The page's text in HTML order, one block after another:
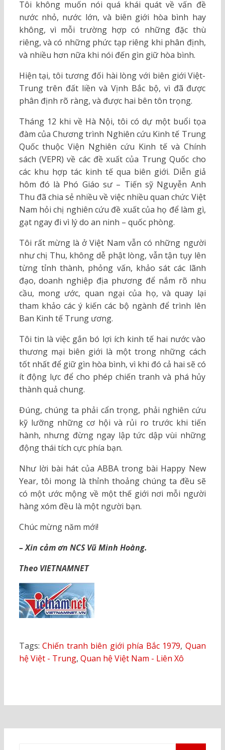
Tôi không muốn nói quá khái quát về vấn đề
nước nhỏ, nước lớn, và biên giới hòa bình hay
không, vì mỗi trường hợp có những đặc thù
riêng, và có những phức tạp riêng khi phân định,
và nhiều hơn nữa khi nói đến gìn giữ hòa bình.
Hiện tại, tôi tương đối hài lòng với biên giới Việt-
Trung trên đất liền và Vịnh Bắc bộ, vì đã được
phân định rõ ràng, và được hai bên tôn trọng.
Tháng 12 khi về Hà Nội, tôi có dự một buổi tọa
đàm của Chương trình Nghiên cứu Kinh tế Trung
Quốc thuộc Viện Nghiên cứu Kinh tế và Chính
sách (VEPR) về các đề xuất của Trung Quốc cho
các khu hợp tác kinh tế qua biên giới. Diễn giả
hôm đó là Phó Giáo sư – Tiến sỹ Nguyễn Anh
Thu đã chia sẻ nhiều về việc nhiều quan chức Việt
Nam hỏi chị nghiên cứu đề xuất của họ để làm gì,
gạt ngay đi vì lý do an ninh – quốc phòng.
Tôi rất mừng là ở Việt Nam vẫn có những người
như chị Thu, không dễ phật lòng, vẫn tận tụy lên
từng tỉnh thành, phỏng vấn, khảo sát các lãnh
đạo, doanh nghiệp địa phương để nắm rõ nhu
cầu, mong ước, quan ngại của họ, và quay lại
tham khảo các ý kiến các bộ ngành để trình lên
Ban Kinh tế Trung ương.
Tôi tin là việc gắn bó lợi ích kinh tế hai nước vào
thương mại biên giới là một trong những cách
tốt nhất để giữ gìn hòa bình, vì khi đó cả hai sẽ có
ít động lực để cho phép chiến tranh và phá hủy
thành quả chung.
Đúng, chúng ta phải cẩn trọng, phải nghiên cứu
kỹ lưỡng những cơ hội và rủi ro trước khi tiến
hành, nhưng đừng ngay lập tức dập vùi những
động thái tích cực phía bạn.
Như lời bài hát của ABBA trong bài Happy New
Year, tôi mong là thỉnh thoảng chúng ta đều sẽ
có một ước mộng về một thế giới nơi mỗi người
hàng xóm đều là một người bạn.
Chúc mừng năm mới!
– Xin cảm ơn NCS Vũ Minh Hoàng.
Theo VIETNAMNET
Tags: Chiến tranh biên giới phía Bắc 1979, Quan
hệ Việt - Trung, Quan hệ Việt Nam - Liên Xô